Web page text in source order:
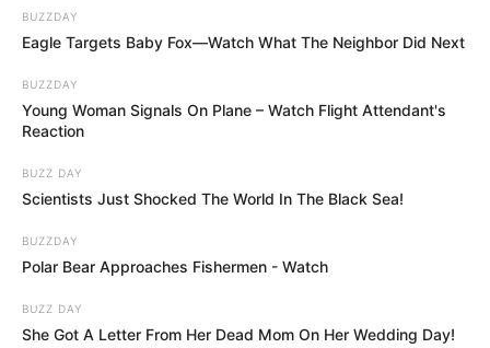
BUZZDAY
Eagle Targets Baby Fox—Watch What The Neighbor Did Next
BUZZDAY
Young Woman Signals On Plane – Watch Flight Attendant's
Reaction
BUZZ DAY
Scientists Just Shocked The World In The Black Sea!
BUZZDAY
Polar Bear Approaches Fishermen - Watch
BUZZ DAY
She Got A Letter From Her Dead Mom On Her Wedding Day!